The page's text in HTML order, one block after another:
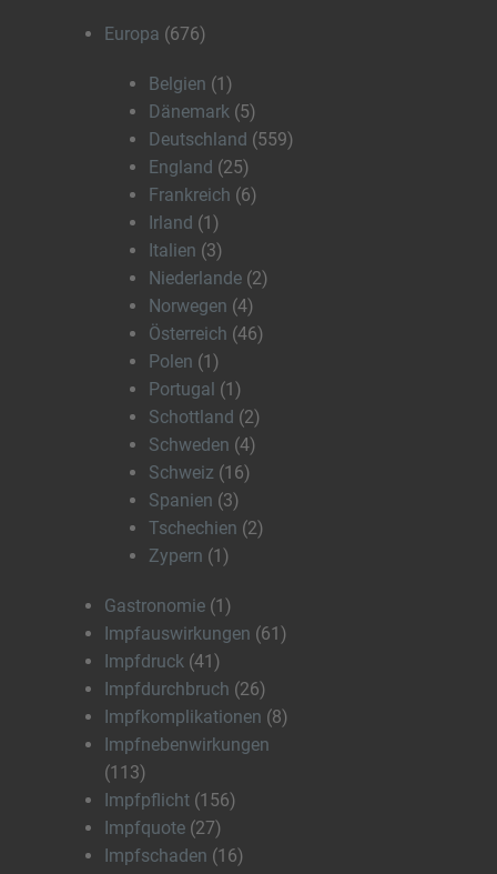
Europa (676)
Belgien (1)
Dänemark (5)
Deutschland (559)
England (25)
Frankreich (6)
Irland (1)
Italien (3)
Niederlande (2)
Norwegen (4)
Österreich (46)
Polen (1)
Portugal (1)
Schottland (2)
Schweden (4)
Schweiz (16)
Spanien (3)
Tschechien (2)
Zypern (1)
Gastronomie (1)
Impfauswirkungen (61)
Impfdruck (41)
Impfdurchbruch (26)
Impfkomplikationen (8)
Impfnebenwirkungen
(113)
Impfpflicht (156)
Impfquote (27)
Impfschaden (16)